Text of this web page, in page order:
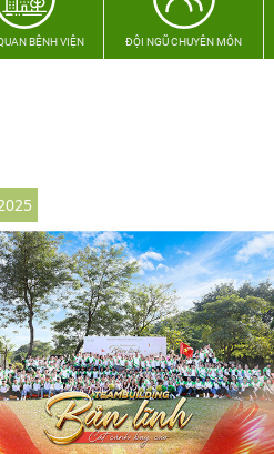
BỆNH VIỆN ĐỘI NGŨ CHUYÊN MÔN